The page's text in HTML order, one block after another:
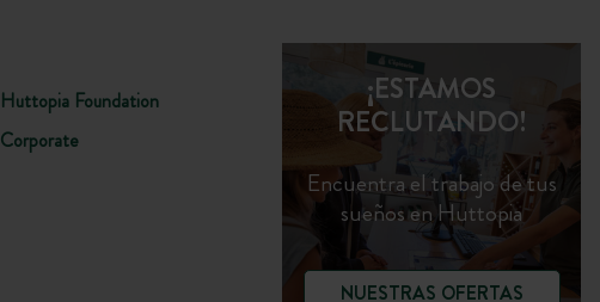
Huttopia Foundation
Corporate
¡ESTAMOS
RECLUTANDO!
Encuentra el trabajo de tus
sueños en Huttopia
NUESTRAS OFERTAS